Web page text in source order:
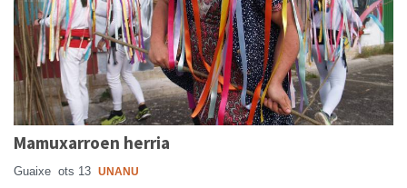
Mamuxarroen herria
Guaixe ots 13 UNANU